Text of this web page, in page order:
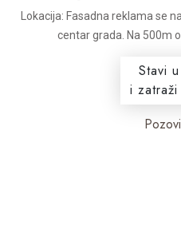
Lokacija: Fasadna reklama se
centar grada. Na 500m
Stavi
i